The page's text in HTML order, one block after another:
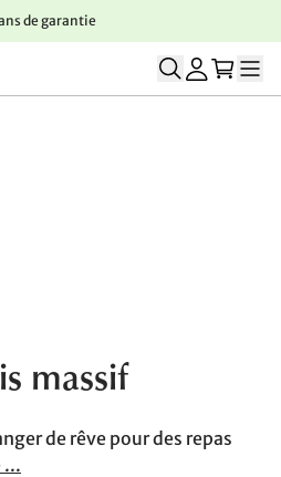
de garantie
massif
de rêve pour des repas
...